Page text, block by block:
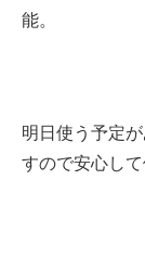
能。
明日使う予定
すので安心し